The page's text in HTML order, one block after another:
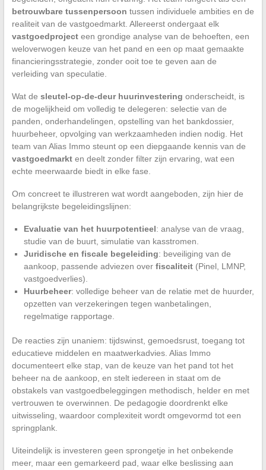
betrouwbare tussenpersoon tussen individuele ambities en de
realiteit van de vastgoedmarkt. Allereerst ondergaat elk
vastgoedprojecteen grondige analyse van de behoeften, een
weloverwogen keuze van het pand en een op maat gemaakte
financieringsstrategie, zonder ooit toe te geven aan de
verleiding van speculatie.
Wat de sleutel-op-de-deur huurinvestering onderscheidt, is
de mogelijkheid om volledig te delegeren: selectie van de
panden, onderhandelingen, opstelling van het bankdossier,
huurbeheer, opvolging van werkzaamheden indien nodig. Het
team van Alias Immo steunt op een diepgaande kennis van de
vastgoedmarkten deelt zonder filter zijn ervaring, wat een
echte meerwaarde biedt in elke fase.
Om concreet te illustreren wat wordt aangeboden, zijn hier de
belangrijkste begeleidingslijnen:
Evaluatie van het huurpotentieel: analyse van de vraag,
studie van de buurt, simulatie van kasstromen.
Juridische en fiscale begeleiding: beveiliging van de
aankoop, passende adviezen over fiscaliteit(Pinel, LMNP,
vastgoedverlies).
Huurbeheer: volledige beheer van de relatie met de huurder,
opzetten van verzekeringen tegen wanbetalingen,
regelmatige rapportage.
De reacties zijn unaniem: tijdswinst, gemoedsrust, toegang tot
educatieve middelen en maatwerkadvies. Alias Immo
documenteert elke stap, van de keuze van het pand tot het
beheer na de aankoop, en stelt iedereen in staat om de
obstakels van vastgoedbeleggingen methodisch, helder en met
vertrouwen te overwinnen. De pedagogie doordrenkt elke
uitwisseling, waardoor complexiteit wordt omgevormd tot een
springplank.
Uiteindelijk is investeren geen sprongetje in het onbekende
meer, maar een gemarkeerd pad, waar elke beslissing aan